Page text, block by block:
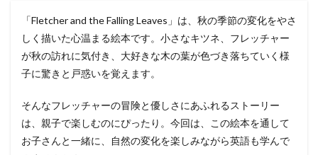
「Fletcher and the Falling Leaves」は、秋の季節の変化をやさ
しく描いた心温まる絵本です。小さなキツネ、フレッチャー
が秋の訪れに気付き、大好きな木の葉が色づき落ちていく様
子に驚きと戸惑いを覚えます。
そんなフレッチャーの冒険と優しさにあふれるストーリー
は、親子で楽しむのにぴったり。今回は、この絵本を通して
お子さんと一緒に、自然の変化を楽しみながら英語も学んで